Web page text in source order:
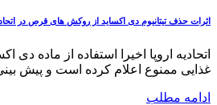
اثرات حذف تیتانیوم دی اکساید از روکش های قرص در
اتحادیه اروپا اخیرا استفاده از ماده دی
غذایی ممنوع اعلام کرده است و پیش
ادامه مطلب